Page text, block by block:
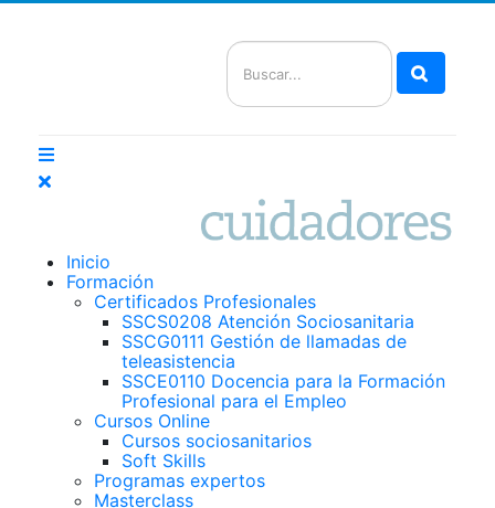
Inicio
Formación
Certificados Profesionales
SSCS0208 Atención Sociosanitaria
SSCG0111 Gestión de llamadas de
teleasistencia
SSCE0110 Docencia para la Formación
Profesional para el Empleo
Cursos Online
Cursos sociosanitarios
Soft Skills
Programas expertos
Masterclass